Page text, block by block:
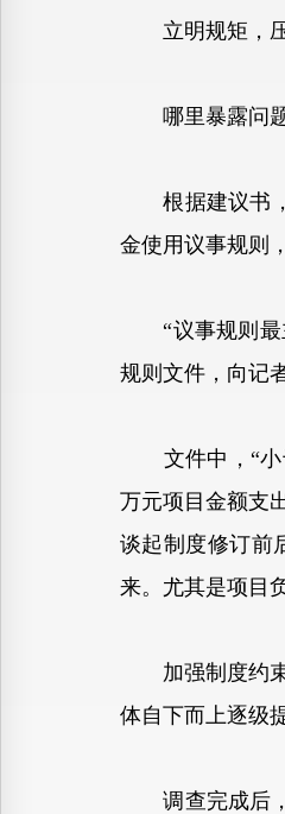
立明规矩，压
哪里暴露问题
根据建议书，
金使用议事规则
“议事规则最主
规则文件，向记
文件中，“小于
万元项目金额支
谈起制度修订前
来。尤其是项目
加强制度约束
体自下而上逐级
调查完成后，